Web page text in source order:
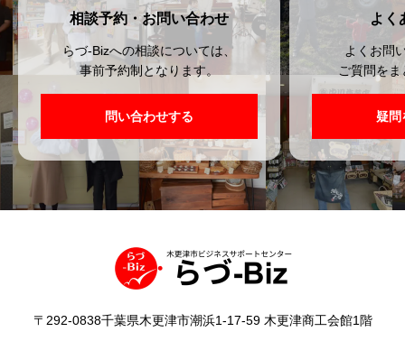
相談予約・お問い合わせ
らづ-Bizへの相談については、
事前予約制となります。
問い合わせする
よく
よくお問
ご質問を
疑問
〒292-0838千葉県木更津市潮浜1-17-59 木更津商工会館1階